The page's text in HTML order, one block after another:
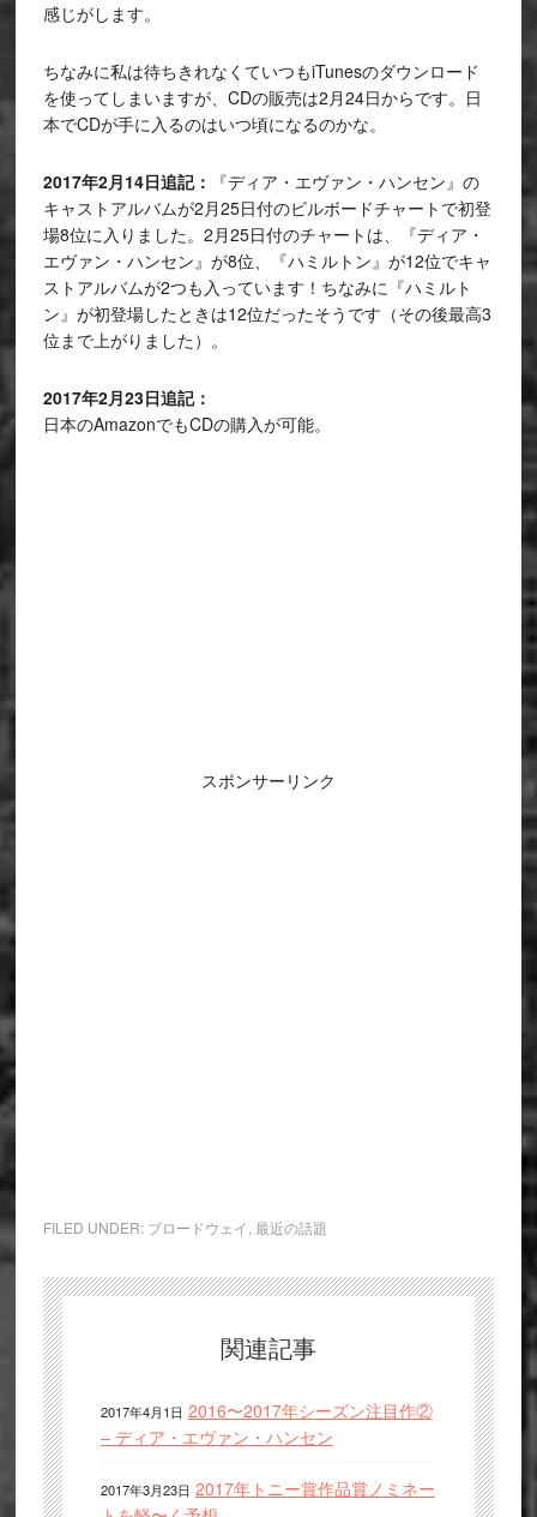
感じがします。
ちなみに私は待ちきれなくていつもiTunesのダウンロード
を使ってしまいますが、CDの販売は2月24日からです。日
本でCDが手に入るのはいつ頃になるのかな。
2017年2月14日追記：
『ディア・エヴァン・ハンセン』の
キャストアルバムが2月25日付のビルボードチャートで初登
場8位に入りました。2月25日付のチャートは、『ディア・
エヴァン・ハンセン』が8位、『ハミルトン』が12位でキャ
ストアルバムが2つも入っています！ちなみに『ハミルト
ン』が初登場したときは12位だったそうです（その後最高3
位まで上がりました）。
2017年2月23日追記：
日本のAmazonでもCDの購入が可能。
スポンサーリンク
FILED UNDER: ブロードウェイ 最近の話題
関連記事
2017年4月1日 2016〜2017年シーズン注目作②
– ディア・エヴァン・ハンセン
2017年3月23日 2017年トニー賞作品賞ノミネー